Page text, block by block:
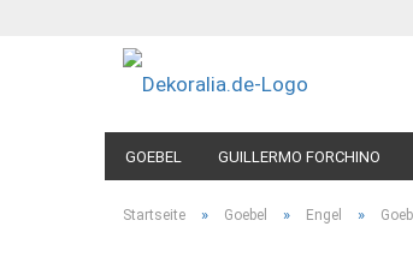
GOEBEL GUILLERMO FORCHINO
Startseite » Goebel » Engel »